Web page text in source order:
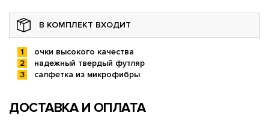
В КОМПЛЕКТ ВХОДИТ
очки высокого качества
надежный твердый футляр
салфетка из микрофибры
ДОСТАВКА И ОПЛАТА